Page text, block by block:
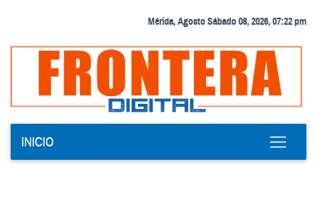
Mérida, Agosto Sábado 08, 2026, 07:22 pm
INICIO